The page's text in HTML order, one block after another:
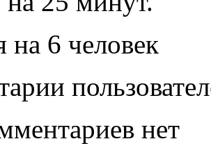
6 человек
нет